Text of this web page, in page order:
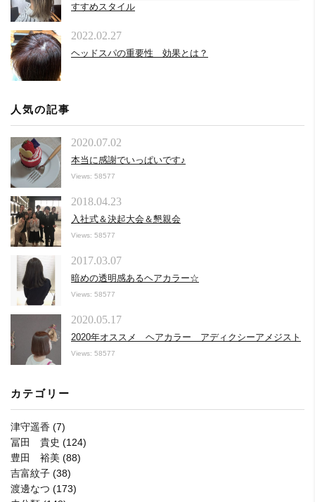
すすめスタイル
ヘッドスパの重要性 効果とは？
2022.02.27
人気の記事
本当に感謝でいっぱいです♪
2020.07.02
Views: 58577
入社式＆決起大会＆懇親会
2018.04.23
Views: 58577
暗めの透明感あるヘアカラー☆
2017.03.07
Views: 58577
2020年オススメ ヘアカラー アディクシーアメジスト
2020.05.17
Views: 58577
カテゴリー
津守遥香 (7)
冨田 貴史 (124)
豊田 裕美 (88)
吉富紋子 (38)
渡邊なつ (173)